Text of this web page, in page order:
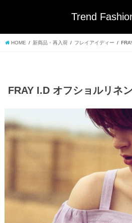
Trend
HOME 新商品・再入荷 フレイアイディー
FRAY I.D オフショルリネ